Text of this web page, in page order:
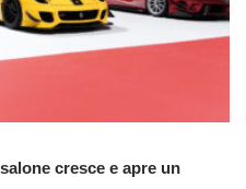
cresce e apre un